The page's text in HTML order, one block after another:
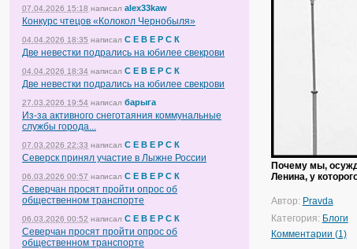
07.04.2026 15:18 написал alex33kaw
Конкурс чтецов «Колокол Чернобыля»
04.04.2026 18:35 написал С Е В Е Р С К
Две невестки подрались на юбилее свекрови
04.04.2026 18:34 написал С Е В Е Р С К
Две невестки подрались на юбилее свекрови
27.03.2026 19:54 написал барыга
Из-за активного снеготаяния коммунальные
службы города...
07.03.2026 22:33 написал С Е В Е Р С К
Северск принял участие в Лыжне России
06.03.2026 00:57 написал С Е В Е Р С К
Северчан просят пройти опрос об
общественном транспорте
06.03.2026 00:52 написал С Е В Е Р С К
Северчан просят пройти опрос об
общественном транспорте
Почему мы,
Ленина, у
Автор: Pravda
Категория: Блоги
Комментарии (1)